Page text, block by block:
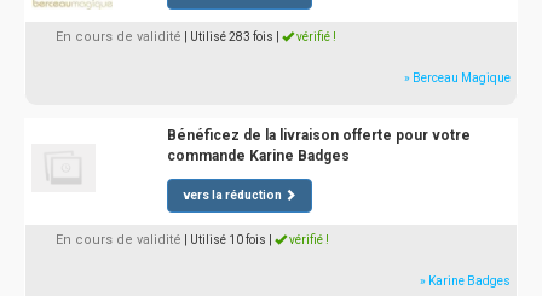
En cours de validité | Utilisé 283 fois vérifié !
» Berceau Magique
Bénéficez de la livraison offerte pour votre
commande Karine Badges
vers la réduction
En cours de validité | Utilisé 10 fois vérifié !
» Karine Badges